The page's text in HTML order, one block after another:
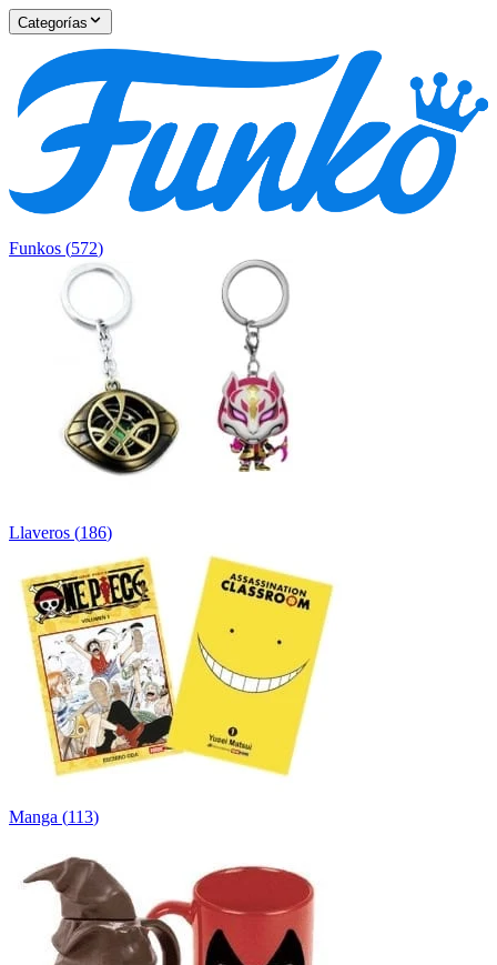
Categorías
Funkos (572)
Llaveros (186)
Manga (113)